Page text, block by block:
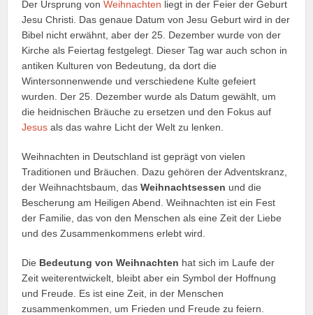
Der Ursprung vonWeihnachten liegt in der Feier der Geburt
Jesu Christi. Das genaue Datum von Jesu Geburt wird in der
Bibel nicht erwähnt, aber der 25. Dezember wurde von der
Kirche als Feiertag festgelegt. Dieser Tag war auch schon in
antiken Kulturen von Bedeutung, da dort die
Wintersonnenwende und verschiedene Kulte gefeiert
wurden. Der 25. Dezember wurde als Datum gewählt, um
die heidnischen Bräuche zu ersetzen und den Fokus auf
Jesus als das wahre Licht der Welt zu lenken.
Weihnachten in Deutschland ist geprägt von vielen
Traditionen und Bräuchen. Dazu gehören der Adventskranz,
der Weihnachtsbaum, dasWeihnachtsessen und die
Bescherung am Heiligen Abend. Weihnachten ist ein Fest
der Familie, das von den Menschen als eine Zeit der Liebe
und des Zusammenkommens erlebt wird.
Die Bedeutung von Weihnachten hat sich im Laufe der
Zeit weiterentwickelt, bleibt aber ein Symbol der Hoffnung
und Freude. Es ist eine Zeit, in der Menschen
zusammenkommen, um Frieden und Freude zu feiern.